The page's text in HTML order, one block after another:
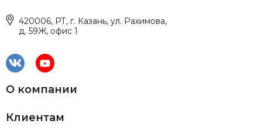
420006, РТ, г. Казань, ул. Рахимова,
д. 59Ж, офис 1
О компании
Клиентам